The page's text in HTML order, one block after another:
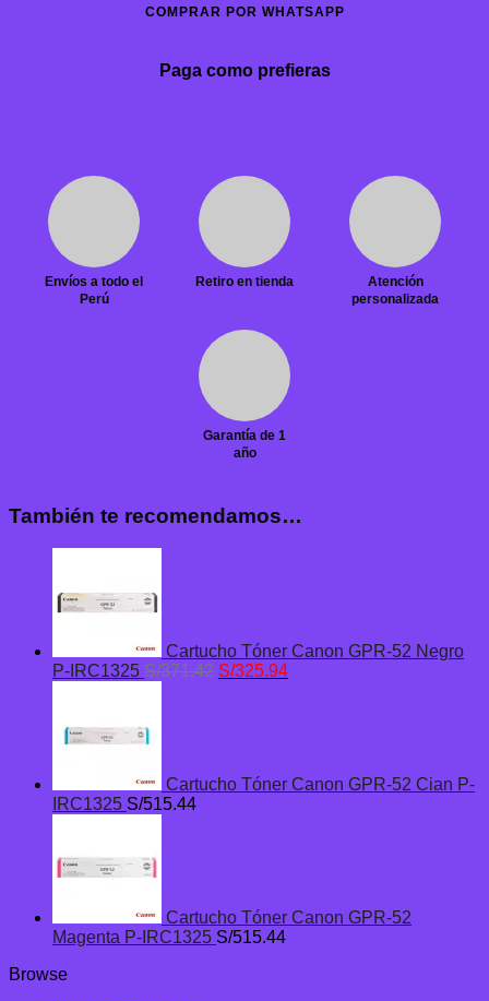
COMPRAR POR WHATSAPP
Paga como prefieras
Envíos a todo el
Perú
Retiro en tienda
Atención
personalizada
Garantía de 1
año
También te recomendamos…
Cartucho Tóner Canon GPR-52 Negro
P-IRC1325 S/371.42 El
S/325.94El
Cartucho Tóner Canon GPR-52 Cian P-
IRC1325 S/515.44
Cartucho Tóner Canon GPR-52
Magenta P-IRC1325 S/515.44
Browse